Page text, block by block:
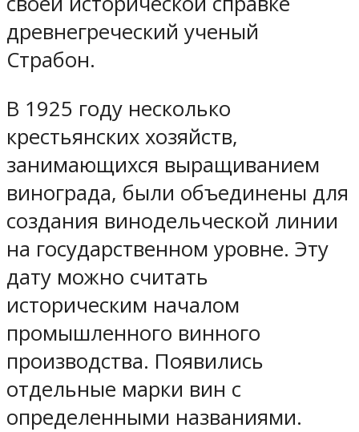
древнегреческий ученый
Страбон.
В 1925 году несколько
крестьянских хозяйств,
занимающихся выращиванием
винограда, были объединены для
создания винодельческой линии
на государственном уровне. Эту
дату можно считать
историческим началом
промышленного винного
производства. Появились
отдельные марки вин с
определенными названиями.